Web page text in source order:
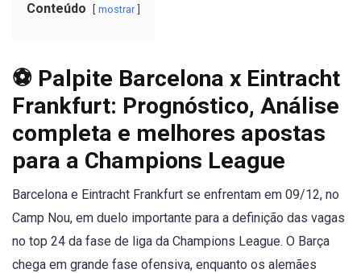
Conteúdo mostrar
⚽ Palpite Barcelona x Eintracht
Frankfurt: Prognóstico, Análise
completa e melhores apostas
para a Champions League
Barcelona e Eintracht Frankfurt se enfrentam em 09/12, no
Camp Nou, em duelo importante para a definição das vagas
no top 24 da fase de liga da Champions League. O Barça
chega em grande fase ofensiva, enquanto os alemães